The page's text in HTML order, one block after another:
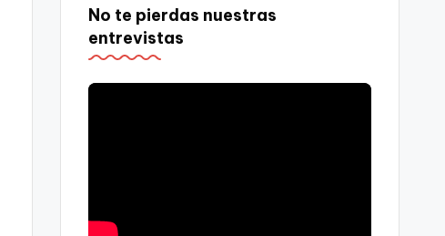
No te pierdas nuestras
entrevistas